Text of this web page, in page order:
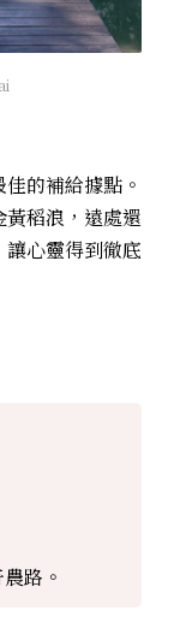
的補給據點。
稻浪，遠處還
心靈得到徹底
路。